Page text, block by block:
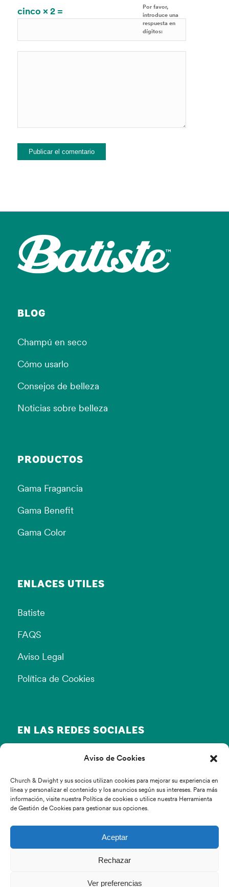
Aviso de Cookies
Church & Dwight y sus socios utilizan cookies para mejorar su experiencia en
línea y personalizar el contenido y los anuncios según sus intereses. Para más
información, visite nuestra Política de cookies o utilice nuestra Herramienta
de Gestión de Cookies para gestionar sus opciones.
Aceptar
Rechazar
Ver preferencias
Por favor,
introduce una
respuesta en
dígitos:
cinco × 2 =
BLOG
Champú en seco
Cómo usarlo
Consejos de belleza
Noticias sobre belleza
PRODUCTOS
Gama Fragancia
Gama Benefit
Gama Color
ENLACES ÚTILES
Batiste
FAQS
Aviso Legal
Política de Cookies
EN LAS REDES SOCIALES
© Copyright Church & Dwight 2022
Inicio